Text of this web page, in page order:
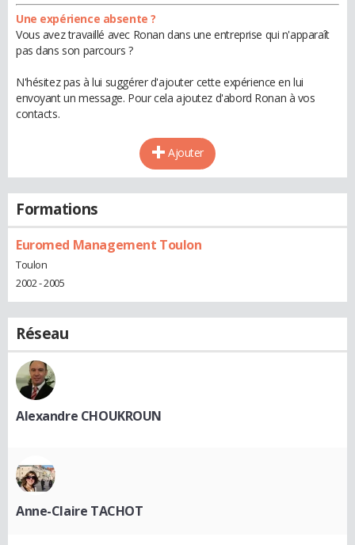
Une expérience absente ?
Vous avez travaillé avec Ronan dans une entreprise qui n'apparaît
pas dans son parcours ?
N'hésitez pas à lui suggérer d'ajouter cette expérience en lui
envoyant un message. Pour cela ajoutez d'abord Ronan à vos
contacts.
Ajouter
Formations
Euromed Management Toulon
Toulon
2002 - 2005
Réseau
Alexandre CHOUKROUN
Anne-Claire TACHOT